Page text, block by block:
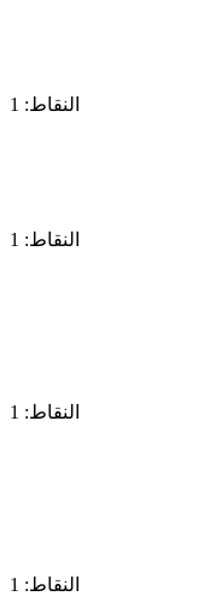
النقاط: 1
النقاط: 1
النقاط: 1
النقاط: 1